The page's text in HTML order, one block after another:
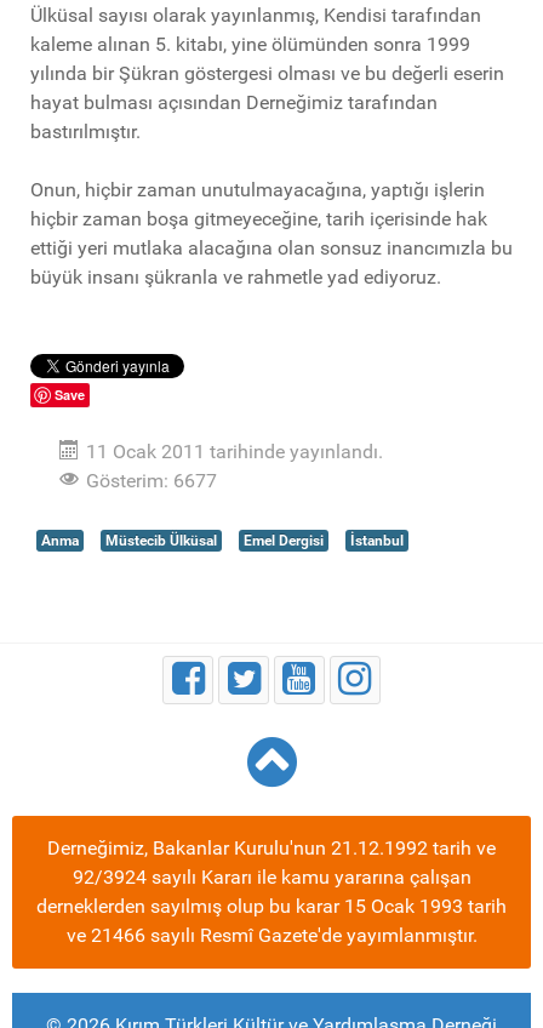
Ülküsal sayısı olarak yayınlanmış, Kendisi tarafından
kaleme alınan 5. kitabı, yine ölümünden sonra 1999
yılında bir Şükran göstergesi olması ve bu değerli eserin
hayat bulması açısından Derneğimiz tarafından
bastırılmıştır.
Onun, hiçbir zaman unutulmayacağına, yaptığı işlerin
hiçbir zaman boşa gitmeyeceğine, tarih içerisinde hak
ettiği yeri mutlaka alacağına olan sonsuz inancımızla bu
büyük insanı şükranla ve rahmetle yad ediyoruz.
Save
11 Ocak 2011 tarihinde yayınlandı.
Gösterim: 6677
Anma Müstecib Ülküsal Emel Dergisi İstanbul
Derneğimiz, Bakanlar Kurulu'nun 21.12.1992 tarih ve
92/3924 sayılı Kararı ile kamu yararına çalışan
derneklerden sayılmış olup bu karar 15 Ocak 1993 tarih
ve 21466 sayılı Resmî Gazete'de yayımlanmıştır.